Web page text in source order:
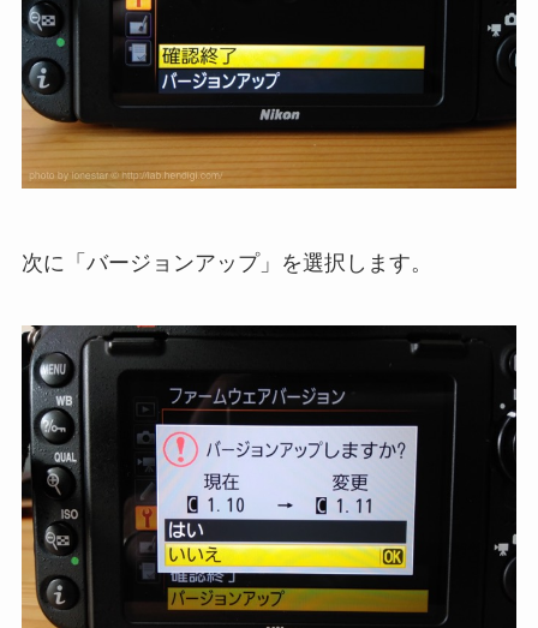
次に「バージョンアップ」を選択します。